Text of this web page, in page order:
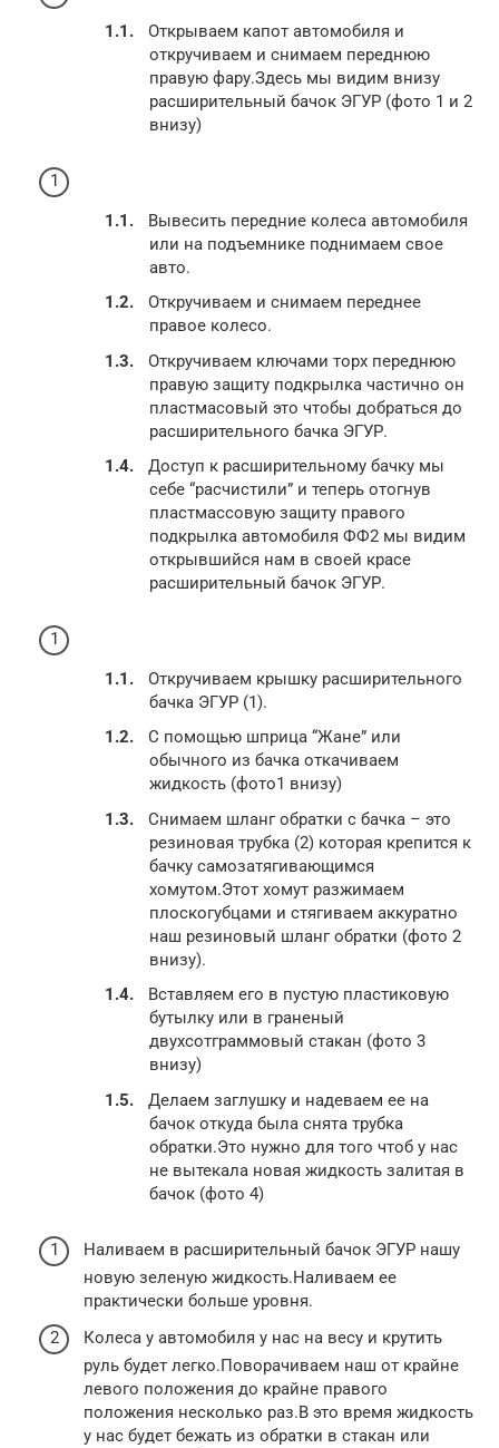
Открываем капот автомобиля и
откручиваем и снимаем переднюю
правую фару.Здесь мы видим внизу
расширительный бачок ЭГУР (фото 1 и 2
внизу)
Вывесить передние колеса автомобиля
или на подъемнике поднимаем свое
авто.
Откручиваем и снимаем переднее
правое колесо.
Откручиваем ключами торх переднюю
правую защиту подкрылка частично он
пластмасовый это чтобы добраться до
расширительного бачка ЭГУР.
Доступ к расширительному бачку мы
себе “расчистили” и теперь отогнув
пластмассовую защиту правого
подкрылка автомобиля ФФ2 мы видим
открывшийся нам в своей красе
расширительный бачок ЭГУР.
Откручиваем крышку расширительного
бачка ЭГУР (1).
С помощью шприца “Жане” или
обычного из бачка откачиваем
жидкость (фото1 внизу)
Снимаем шланг обратки с бачка – это
резиновая трубка (2) которая крепится к
бачку самозатягивающимся
хомутом.Этот хомут разжимаем
плоскогубцами и стягиваем аккуратно
наш резиновый шланг обратки (фото 2
внизу).
Вставляем его в пустую пластиковую
бутылку или в граненый
двухсотграммовый стакан (фото 3
внизу)
Делаем заглушку и надеваем ее на
бачок откуда была снята трубка
обратки.Это нужно для того чтоб у нас
не вытекала новая жидкость залитая в
бачок (фото 4)
Наливаем в расширительный бачок ЭГУР нашу
новую зеленую жидкость.Наливаем ее
практически больше уровня.
Колеса у автомобиля у нас на весу и крутить
руль будет легко.Поворачиваем наш от крайне
левого положения до крайне правого
положения несколько раз.В это время жидкость
у нас будет бежать из обратки в стакан или